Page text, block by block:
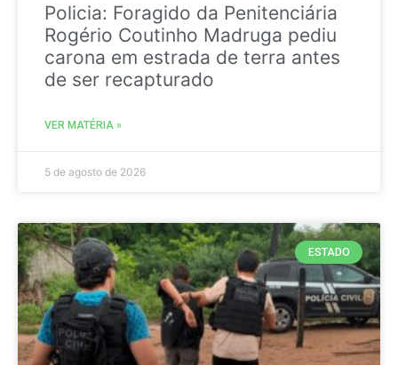
Policia: Foragido da Penitenciária
Rogério Coutinho Madruga pediu
carona em estrada de terra antes
de ser recapturado
VER MATÉRIA »
5 de agosto de 2026
ESTADO